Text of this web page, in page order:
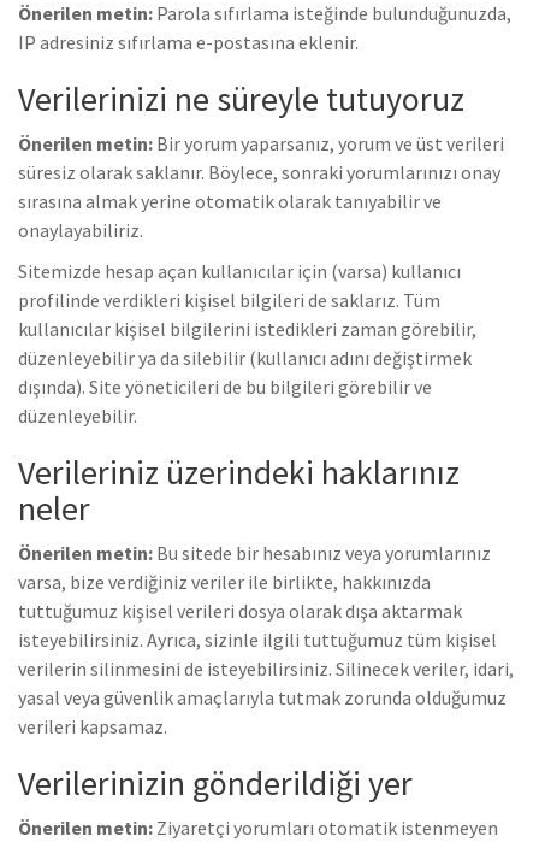
Önerilen metin: Parola sıfırlama isteğinde bulunduğunuzda,
IP adresiniz sıfırlama e-postasına eklenir.
Verilerinizi ne süreyle tutuyoruz
Önerilen metin: Bir yorum yaparsanız, yorum ve üst verileri
süresiz olarak saklanır. Böylece, sonraki yorumlarınızı onay
sırasına almak yerine otomatik olarak tanıyabilir ve
onaylayabiliriz.
Sitemizde hesap açan kullanıcılar için (varsa) kullanıcı
profilinde verdikleri kişisel bilgileri de saklarız. Tüm
kullanıcılar kişisel bilgilerini istedikleri zaman görebilir,
düzenleyebilir ya da silebilir (kullanıcı adını değiştirmek
dışında). Site yöneticileri de bu bilgileri görebilir ve
düzenleyebilir.
Verileriniz üzerindeki haklarınız
neler
Önerilen metin: Bu sitede bir hesabınız veya yorumlarınız
varsa, bize verdiğiniz veriler ile birlikte, hakkınızda
tuttuğumuz kişisel verileri dosya olarak dışa aktarmak
isteyebilirsiniz. Ayrıca, sizinle ilgili tuttuğumuz tüm kişisel
verilerin silinmesini de isteyebilirsiniz. Silinecek veriler, idari,
yasal veya güvenlik amaçlarıyla tutmak zorunda olduğumuz
verileri kapsamaz.
Verilerinizin gönderildiği yer
Önerilen metin: Ziyaretçi yorumları otomatik istenmeyen